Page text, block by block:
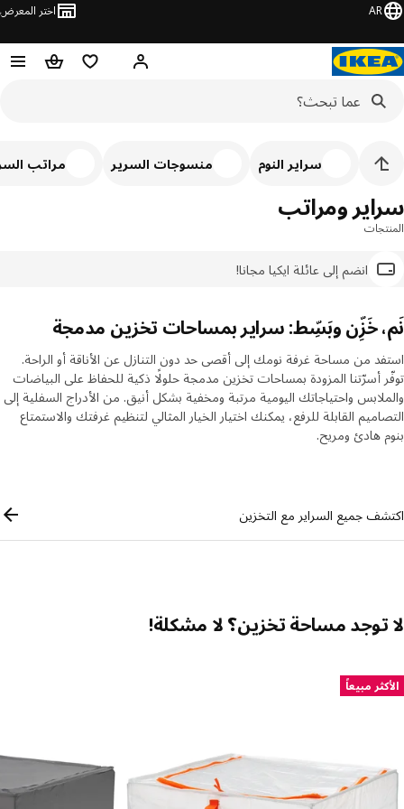
AR اختر المعرض
مرحبًا! سجل الدخول
قائمة المفضلةسلة التسوق
انضم إلى عائلة ايكيا مجانا!
ومراتب
سراير النوم منسوجات السرير مراتب السرير
خَزِّن وبَسِّط: سراير بمساحات تخزين مدمجة
من مساحة غرفة نومك إلى أقصى حد دون التنازل عن الأناقة أو الراحة.
أسرّتنا المزودة بمساحات تخزين مدمجة حلولًا ذكية للحفاظ على البياضات
واحتياجاتك اليومية مرتبة ومخفية بشكل أنيق. من الأدراج السفلية إلى
القابلة للرفع، يمكنك اختيار الخيار المثالي لتنظيم غرفتك والاستمتاع
هادئ ومريح.
جميع السراير مع التخزين
توجد مساحة تخزين؟ لا مشكلة!
الإدراج
مبيعاً